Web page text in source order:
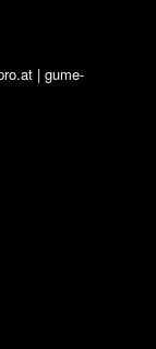
| gume-